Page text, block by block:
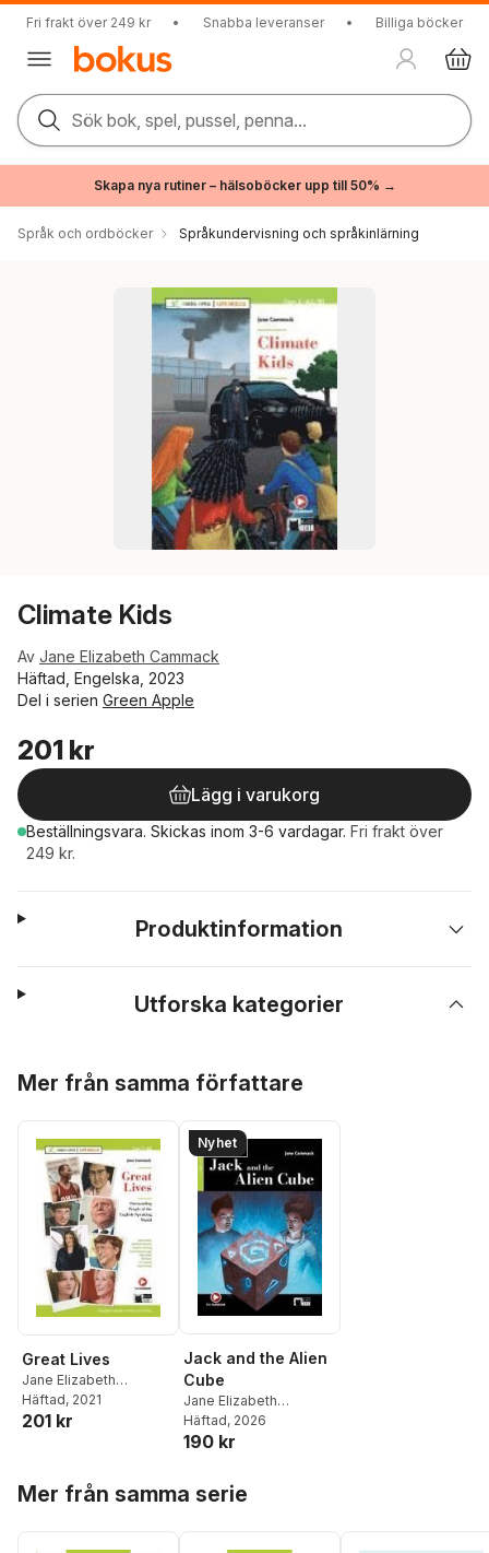
Fri frakt över 249 kr • Snabba leveranser • Billiga böcker
Sök bok, spel, pussel, penna...
Skapa nya rutiner – hälsoböcker upp till 50% →
Språk och ordböcker Språkundervisning och språkinlärning
Climate Kids
Av Jane Elizabeth Cammack
Häftad, Engelska, 2023
Del i serien Green Apple
201 kr
Lägg i varukorg
Beställningsvara. Skickas inom 3-6 vardagar. Fri frakt över
249 kr.
Produktinformation
Utforska kategorier
Mer från samma författare
Great Lives
Jane Elizabeth
Cammack
Häftad, 2021
201 kr
Nyhet
Jack and the Alien
Cube
Jane Elizabeth
Cammack
Häftad, 2026
190 kr
Mer från samma serie